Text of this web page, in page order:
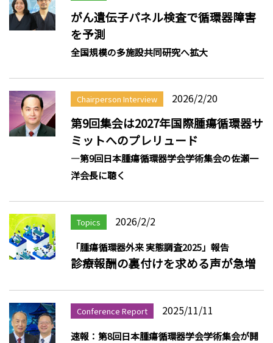
がん遺伝子パネル検査で循環器障害
を予測
全国規模の多施設共同研究へ拡大
Chairperson Interview 2026/2/20
第9回集会は2027年国際腫瘍循環器サ
ミットへのプレリュード
―第9回日本腫瘍循環器学会学術集会の佐瀬一
洋会長に聴く
Topics 2026/2/2
「腫瘍循環器外来 実態調査2025」報告
診療報酬の裏付けを求める声が急増
Conference Report 2025/11/11
速報：第8回日本腫瘍循環器学会学術集会が開